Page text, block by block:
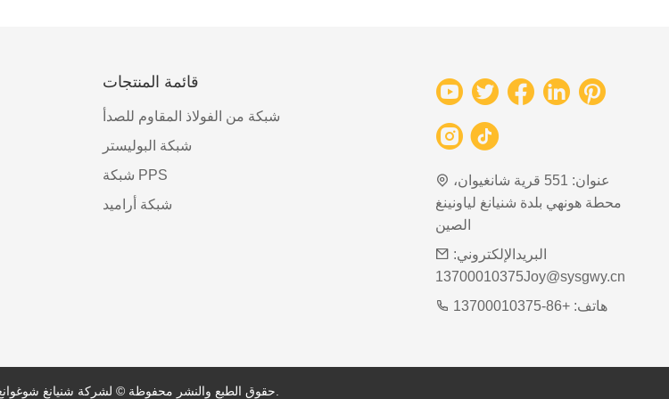
قائمة المنتجات
شبكة من الفولاذ المقاوم للصدأ
شبكة البوليستر
شبكة PPS
شبكة أراميد
عنوان:
551 قرية شانغيوان،
محطة هونهي بلدة شنيانغ لياونينغ
الصين
البريدالإلكتروني:
13700010375Joy@sysgwy.cn
هاتف: +86-13700010375